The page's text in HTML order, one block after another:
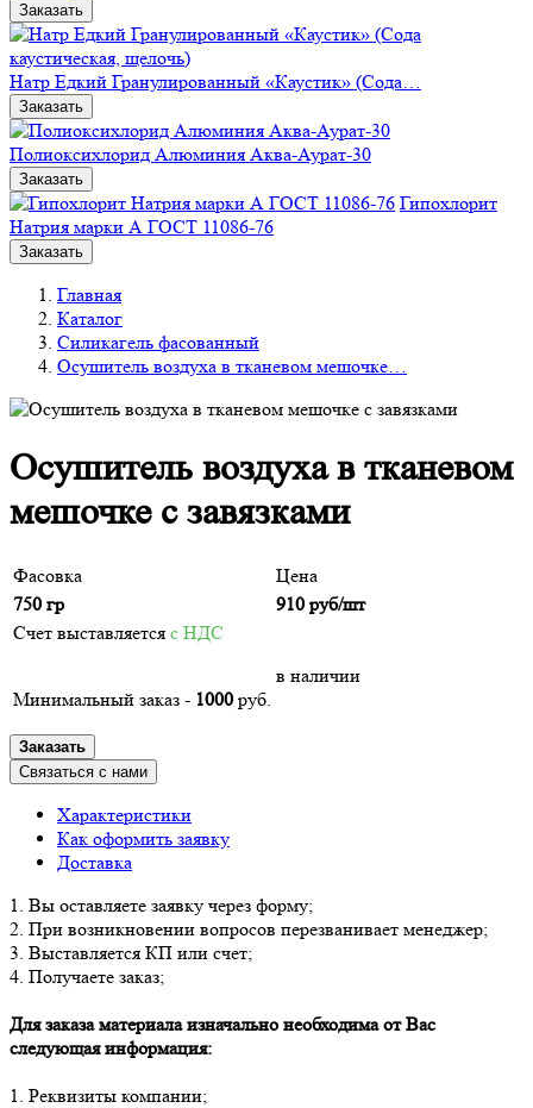
Заказать
Натр Едкий Гранулированный «Каустик» (Сода…
Заказать
Полиоксихлорид Алюминия Аква-Аурат-30
Заказать
Гипохлорит
Натрия марки А ГОСТ 11086-76
Заказать
Главная
Каталог
Силикагель фасованный
Осушитель воздуха в тканевом мешочке…
Осушитель воздуха в тканевом
мешочке с завязками
Фасовка
Цена
750 гр
910 руб/шт
Счет выставляется с НДС
Минимальный заказ - 1000 руб.
в наличии
Заказать
Связаться с нами
Характеристики
Как оформить заявку
Доставка
1. Вы оставляете заявку через форму;
2. При возникновении вопросов перезванивает менеджер;
3. Выставляется КП или счет;
4. Получаете заказ;
Для заказа материала изначально необходима от Вас
следующая информация:
1. Реквизиты компании;